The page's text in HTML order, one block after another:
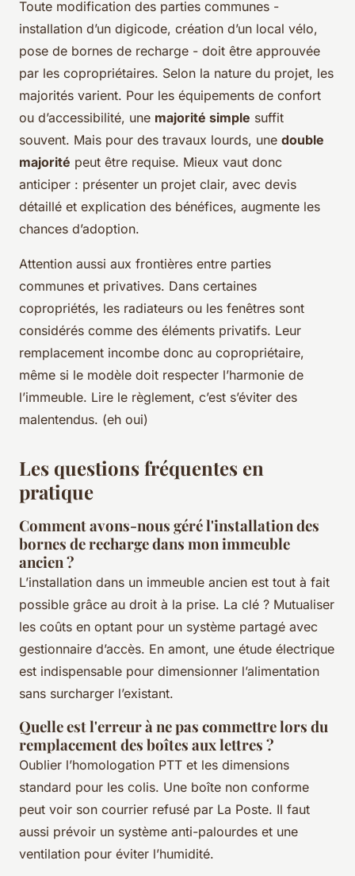
Toute modification des parties communes -
installation d’un digicode, création d’un local vélo,
pose de bornes de recharge - doit être approuvée
par les copropriétaires. Selon la nature du projet, les
majorités varient. Pour les équipements de confort
ou d’accessibilité, une majorité simple suffit
souvent. Mais pour des travaux lourds, une double
majorité peut être requise. Mieux vaut donc
anticiper : présenter un projet clair, avec devis
détaillé et explication des bénéfices, augmente les
chances d’adoption.
Attention aussi aux frontières entre parties
communes et privatives. Dans certaines
copropriétés, les radiateurs ou les fenêtres sont
considérés comme des éléments privatifs. Leur
remplacement incombe donc au copropriétaire,
même si le modèle doit respecter l’harmonie de
l’immeuble. Lire le règlement, c’est s’éviter des
malentendus. (eh oui)
Les questions fréquentes en
pratique
Comment avons-nous géré l'installation des
bornes de recharge dans mon immeuble
ancien ?
L’installation dans un immeuble ancien est tout à fait
possible grâce au droit à la prise. La clé ? Mutualiser
les coûts en optant pour un système partagé avec
gestionnaire d’accès. En amont, une étude électrique
est indispensable pour dimensionner l’alimentation
sans surcharger l’existant.
Quelle est l'erreur à ne pas commettre lors du
remplacement des boîtes aux lettres ?
Oublier l’homologation PTT et les dimensions
standard pour les colis. Une boîte non conforme
peut voir son courrier refusé par La Poste. Il faut
aussi prévoir un système anti-palourdes et une
ventilation pour éviter l’humidité.